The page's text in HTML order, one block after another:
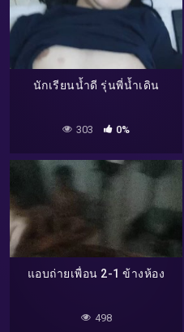
นักเรียนน้ำดี รุ่นพี่น้ำเดิน
303 0%
แอบถ่ายเพื่อน 2-1 ข้างห้อง
498